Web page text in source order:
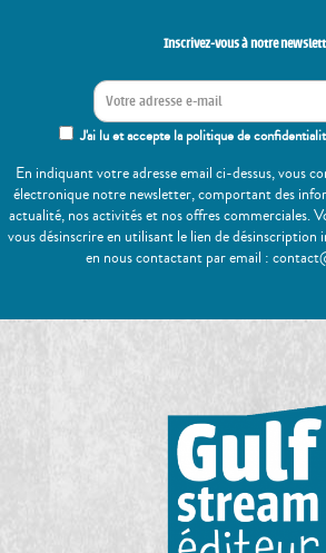
Inscrivez-vous à notre
J'ai lu et accepte la politique de
En indiquant votre adresse email ci-dessus, vous
électronique notre newsletter, comportant des
actualité, nos activités et nos offres commerciales.
vous désinscrire en utilisant le lien de désinscription
en nous contactant par email :